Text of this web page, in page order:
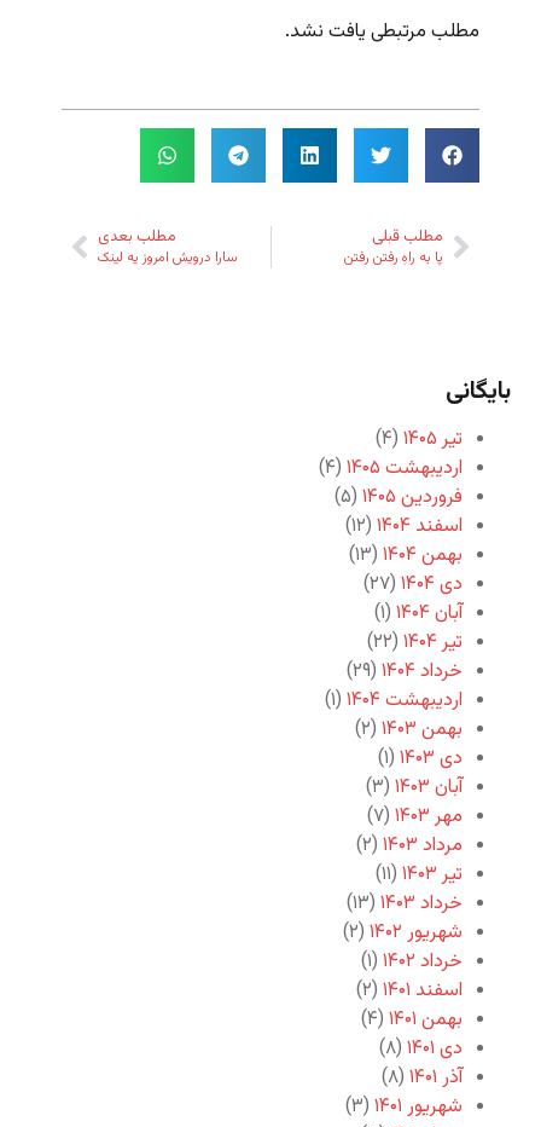
مطلب مرتبطی یافت نشد.
مطلب قبلی
پا به راهِ رفتن رفتن
مطلب بعدی
سارا درویش امروز یه لینک
بایگانی
تیر ۱۴۰۵
(۴)
اردیبهشت ۱۴۰۵
(۴)
فروردین ۱۴۰۵
(۵)
اسفند ۱۴۰۴
(۱۲)
بهمن ۱۴۰۴
(۱۳)
دی ۱۴۰۴
(۲۷)
آبان ۱۴۰۴
(۱)
تیر ۱۴۰۴
(۲۲)
خرداد ۱۴۰۴
(۲۹)
اردیبهشت ۱۴۰۴
(۱)
بهمن ۱۴۰۳
(۲)
دی ۱۴۰۳
(۱)
آبان ۱۴۰۳
(۳)
مهر ۱۴۰۳
(۷)
مرداد ۱۴۰۳
(۲)
تیر ۱۴۰۳
(۱۱)
خرداد ۱۴۰۳
(۱۳)
شهریور ۱۴۰۲
(۲)
خرداد ۱۴۰۲
(۱)
اسفند ۱۴۰۱
(۲)
بهمن ۱۴۰۱
(۴)
دی ۱۴۰۱
(۸)
آذر ۱۴۰۱
(۸)
شهریور ۱۴۰۱
(۳)